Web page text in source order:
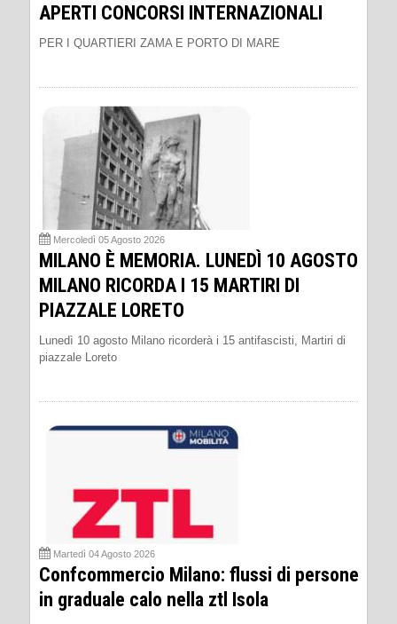
APERTI CONCORSI INTERNAZIONALI
PER I QUARTIERI ZAMA E PORTO DI MARE
Mercoledì 05 Agosto 2026
MILANO È MEMORIA. LUNEDÌ 10 AGOSTO
MILANO RICORDA I 15 MARTIRI DI
PIAZZALE LORETO
Lunedì 10 agosto Milano ricorderà i 15 antifascisti, Martiri di
piazzale Loreto
Martedì 04 Agosto 2026
Confcommercio Milano: flussi di persone
in graduale calo nella ztl Isola